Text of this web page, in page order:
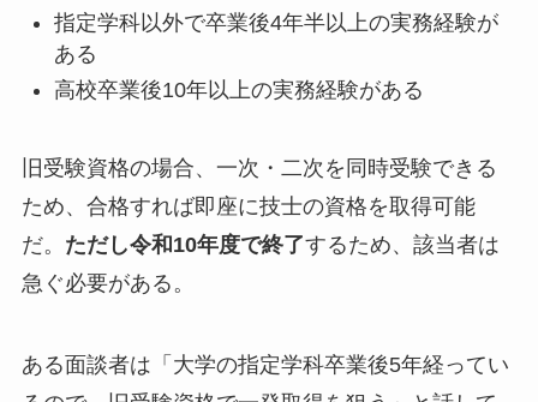
指定学科以外で卒業後4年半以上の実務経験が
ある
高校卒業後10年以上の実務経験がある
旧受験資格の場合、一次・二次を同時受験できる
ため、合格すれば即座に技士の資格を取得可能
だ。 ただし令和10年度で終了するため、該当者は
急ぐ必要がある。
ある面談者は「大学の指定学科卒業後5年経ってい